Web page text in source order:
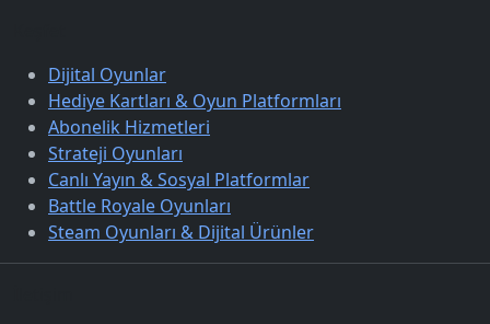
Dijital Oyunlar
Hediye Kartları & Oyun Platformları
Abonelik Hizmetleri
Strateji Oyunları
Canlı Yayın & Sosyal Platformlar
Battle Royale Oyunları
Steam Oyunları & Dijital Ürünler